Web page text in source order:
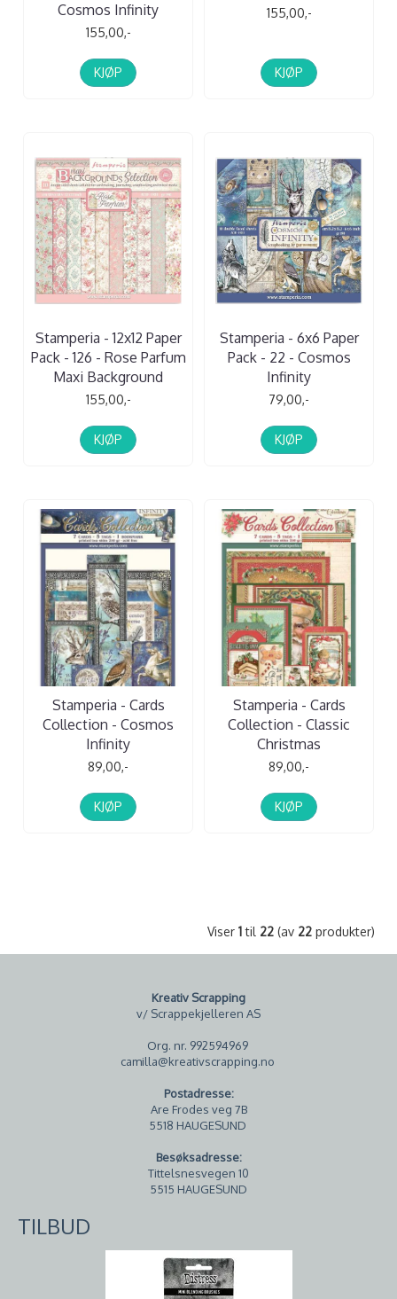
Cosmos Infinity
155,00,-
KJØP
155,00,-
KJØP
Stamperia - 12x12 Paper
Pack - 126 - Rose Parfum
Maxi Background
155,00,-
KJØP
Stamperia - 6x6 Paper
Pack - 22 - Cosmos
Infinity
79,00,-
KJØP
Stamperia - Cards
Collection - Cosmos
Infinity
89,00,-
KJØP
Stamperia - Cards
Collection - Classic
Christmas
89,00,-
KJØP
Viser 1til 22 (av 22 produkter)
Kreativ Scrapping
v/ Scrappekjelleren AS
Org. nr. 992594969
camilla@kreativscrapping.no
Postadresse:
Are Frodes veg 7B
5518 HAUGESUND
Besøksadresse:
Tittelsnesvegen 10
5515 HAUGESUND
TILBUD